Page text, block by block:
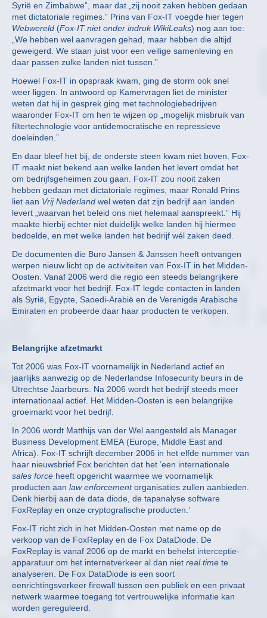
Syrië en Zimbabwe”, maar dat „zij nooit zaken hebben gedaan
met dictatoriale regimes.” Prins van Fox-IT voegde hier tegen
Webwereld (Fox-IT niet onder indruk WikiLeaks) nog aan toe:
„We hebben wel aanvragen gehad, maar hebben die altijd
geweigerd. We staan juist voor een veilige samenleving en
daar passen zulke landen niet tussen.”
Hoewel Fox-IT in opspraak kwam, ging de storm ook snel
weer liggen. In antwoord op Kamervragen liet de minister
weten dat hij in gesprek ging met technologiebedrijven
waaronder Fox-IT om hen te wijzen op „mogelijk misbruik van
filtertechnologie voor antidemocratische en repressieve
doeleinden.”
En daar bleef het bij, de onderste steen kwam niet boven. Fox-
IT maakt niet bekend aan welke landen het levert omdat het
om bedrijfsgeheimen zou gaan. Fox-IT zou nooit zaken
hebben gedaan met dictatoriale regimes, maar Ronald Prins
liet aan Vrij Nederland wel weten dat zijn bedrijf aan landen
levert „waarvan het beleid ons niet helemaal aanspreekt.” Hij
maakte hierbij echter niet duidelijk welke landen hij hiermee
bedoelde, en met welke landen het bedrijf wél zaken deed.
De documenten die Buro Jansen & Janssen heeft ontvangen
werpen nieuw licht op de activiteiten van Fox-IT in het Midden-
Oosten. Vanaf 2006 werd die regio een steeds belangrijkere
afzetmarkt voor het bedrijf. Fox-IT legde contacten in landen
als Syrië, Egypte, Saoedi-Arabië en de Verenigde Arabische
Emiraten en probeerde daar haar producten te verkopen.
Belangrijke afzetmarkt
Tot 2006 was Fox-IT voornamelijk in Nederland actief en
jaarlijks aanwezig op de Nederlandse Infosecurity beurs in de
Utrechtse Jaarbeurs. Na 2006 wordt het bedrijf steeds meer
internationaal actief. Het Midden-Oosten is een belangrijke
groeimarkt voor het bedrijf.
In 2006 wordt Matthijs van der Wel aangesteld als Manager
Business Development EMEA (Europe, Middle East and
Africa). Fox-IT schrijft december 2006 in het elfde nummer van
haar nieuwsbrief Fox berichten dat het ‘een internationale
sales force heeft opgericht waarmee we voornamelijk
producten aan law enforcementorganisaties zullen aanbieden.
Denk hierbij aan de data diode, de tapanalyse software
FoxReplay en onze cryptografische producten.’
Fox-IT richt zich in het Midden-Oosten met name op de
verkoop van de FoxReplay en de Fox DataDiode. De
FoxReplay is vanaf 2006 op de markt en behelst interceptie-
apparatuur om het internetverkeer al dan niet real time te
analyseren. De Fox DataDiode is een soort
eenrichtingsverkeer firewall tussen een publiek en een privaat
netwerk waarmee toegang tot vertrouwelijke informatie kan
worden gereguleerd.